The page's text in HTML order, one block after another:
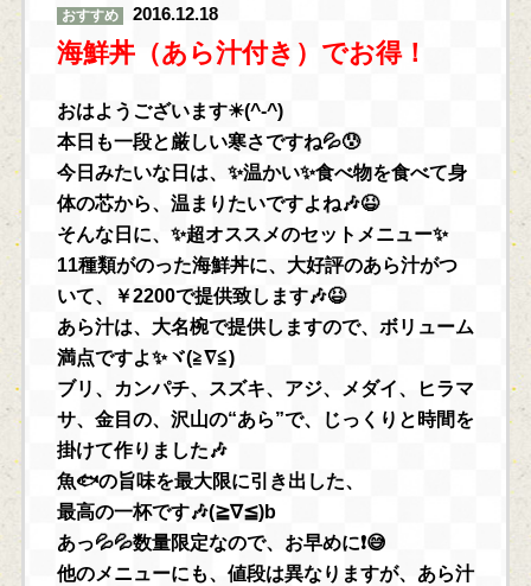
おすすめ 2016.12.18
海鮮丼（あら汁付き）でお得！
おはようございます☀(^-^)
本日も一段と厳しい寒さですね💦😰
今日みたいな日は、✨温かい✨食べ物を食べて身
体の芯から、温まりたいですよね🎶😆
そんな日に、✨超オススメのセットメニュー✨
11種類がのった海鮮丼に、大好評のあら汁がつ
いて、￥2200で提供致します🎶😆
あら汁は、大名椀で提供しますので、ボリューム
満点ですよ✨ヾ(≧∇≦)
ブリ、カンパチ、スズキ、アジ、メダイ、ヒラマ
サ、金目の、沢山の“あら”で、じっくりと時間を
掛けて作りました🎶
魚🐟の旨味を最大限に引き出した、
最高の一杯です🎶(≧∇≦)b
あっ💦💦数量限定なので、お早めに❗😅
他のメニューにも、値段は異なりますが、あら汁